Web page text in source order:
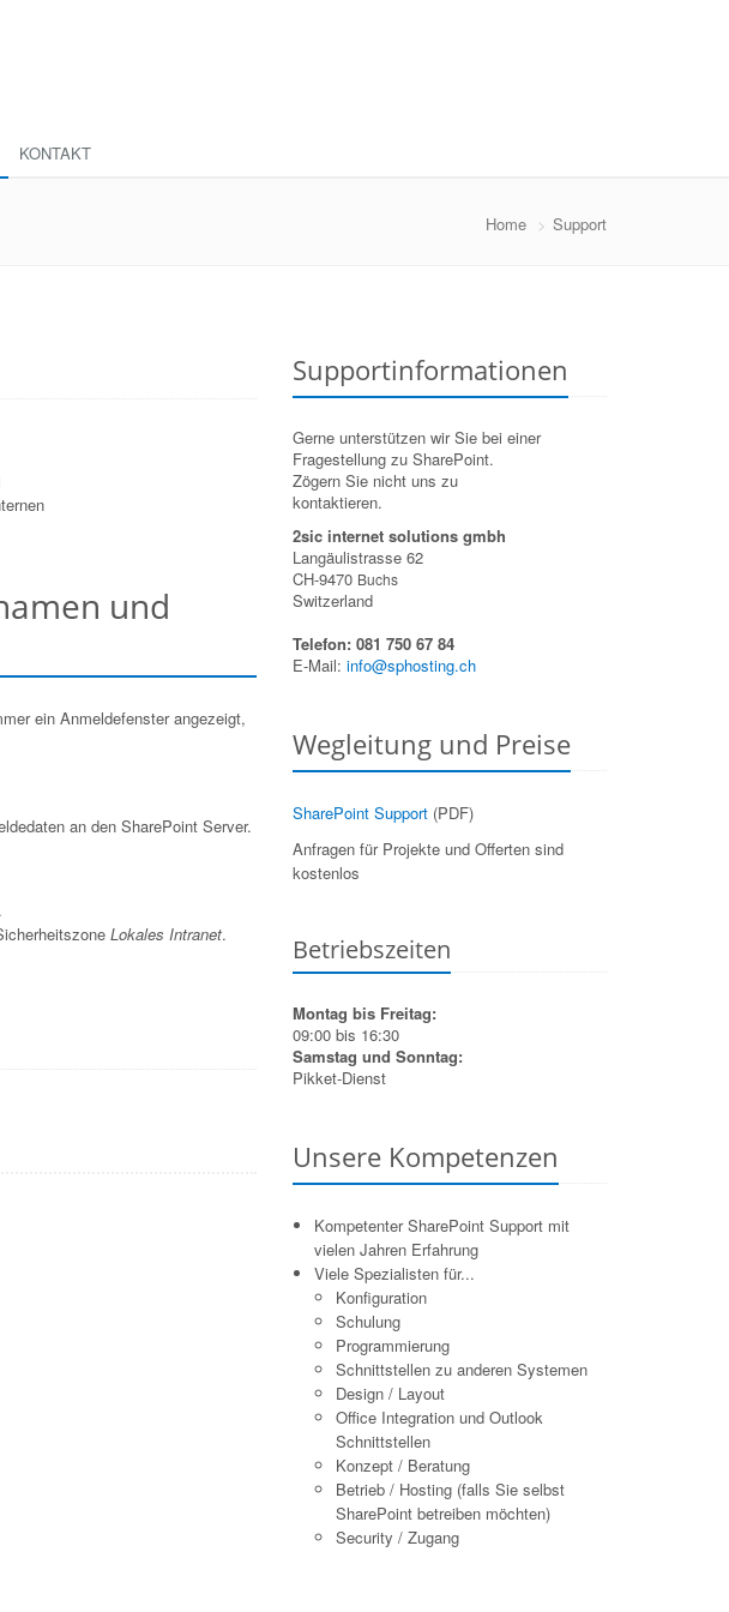
KONTAKT
Home Support
und
ein Anmeldefenster angezeigt,
an den SharePoint Server.
Lokales Intranet.
Supportinformationen
Gerne unterstützen wir Sie bei einer
Fragestellung zu SharePoint.
Zögern Sie nicht uns zu
kontaktieren.
2sic internet solutions gmbh
Langäulistrasse 62
CH-9470 Buchs
Switzerland
Telefon: 081 750 67 84
E-Mail: info@sphosting.ch
Wegleitung und Preise
SharePoint Support(PDF)
Anfragen für Projekte und Offerten sind
kostenlos
Betriebszeiten
Montag bis Freitag:
09:00 bis 16:30
Samstag und Sonntag:
Pikket-Dienst
Unsere Kompetenzen
Kompetenter SharePoint Support mit
vielen Jahren Erfahrung
Viele Spezialisten für...
Konfiguration
Schulung
Programmierung
Schnittstellen zu anderen Systemen
Design / Layout
Office Integration und Outlook
Schnittstellen
Konzept / Beratung
Betrieb / Hosting (falls Sie selbst
SharePoint betreiben möchten)
Security / Zugang